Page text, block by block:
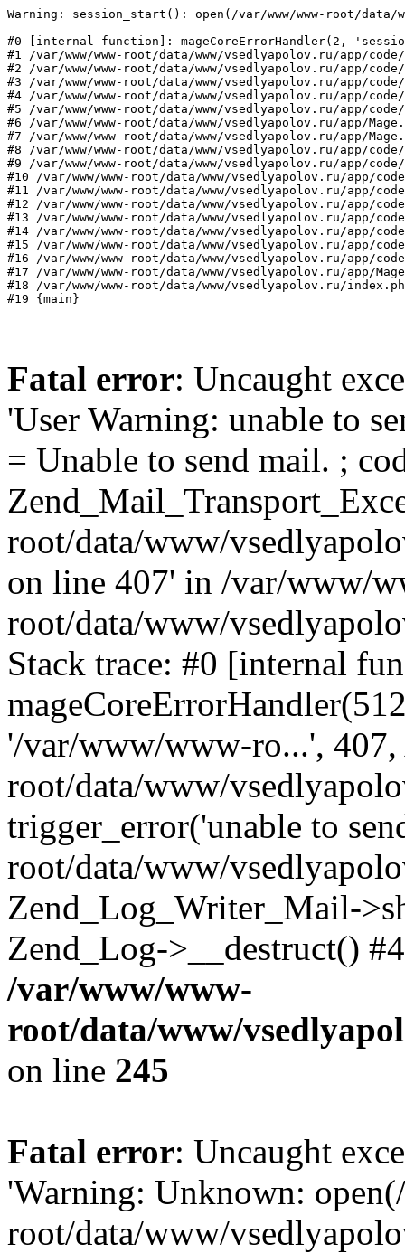
Warning: session_start(): open(/var/www/www-root/data/
#0 [internal function]: mageCoreErrorHandler(2,
#1 /var/www/www-root/data/www/vsedlyapolov.ru/app/
#2 /var/www/www-root/data/www/vsedlyapolov.ru/app/
#3 /var/www/www-root/data/www/vsedlyapolov.ru/app/
#4 /var/www/www-root/data/www/vsedlyapolov.ru/app/
#5 /var/www/www-root/data/www/vsedlyapolov.ru/app/
#6 /var/www/www-root/data/www/vsedlyapolov.ru/app/
#7 /var/www/www-root/data/www/vsedlyapolov.ru/app/
#8 /var/www/www-root/data/www/vsedlyapolov.ru/app/
#9 /var/www/www-root/data/www/vsedlyapolov.ru/app/
#10 /var/www/www-root/data/www/vsedlyapolov.ru/app/
#11 /var/www/www-root/data/www/vsedlyapolov.ru/app/
#12 /var/www/www-root/data/www/vsedlyapolov.ru/app/
#13 /var/www/www-root/data/www/vsedlyapolov.ru/app/
#14 /var/www/www-root/data/www/vsedlyapolov.ru/app/
#15 /var/www/www-root/data/www/vsedlyapolov.ru/app/
#16 /var/www/www-root/data/www/vsedlyapolov.ru/app/
#17 /var/www/www-root/data/www/vsedlyapolov.ru/app/
#18 /var/www/www-root/data/www/vsedlyapolov.ru/
#19 {main}
Fatal error: Uncaught
'User Warning: unable to
= Unable to send mail. ;
root/data/www/
on line 407' in /var/www/
root/data/www/
Stack trace: #0 [internal
'/var/www/www-ro...',
root/data/www/
trigger_error('unable to
root/data/www/
Zend_Log_Writer_Mail-
Zend_Log->__destruct()
/var/www/www-
root/data/www/
on line 245
Fatal error: Uncaught
'Warning: Unknown:
root/data/www/